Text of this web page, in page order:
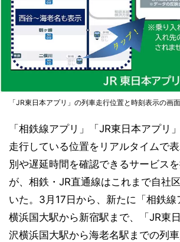
「JR東日本アプリ」の列車走行位置と時刻表示の画
「相鉄線アプリ」「JR東日本アプリ
走行している位置をリアルタイムで
別や遅延時間を確認できるサービス
が、相鉄・JR直通線はこれまで自社
いた。3月17日から、新たに「相鉄線
横浜国大駅から新宿駅まで、「JR東
沢横浜国大駅から海老名駅までの列